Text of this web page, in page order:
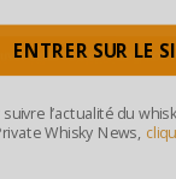
ENTRER SUR LE
l’actualité du
Whisky News,